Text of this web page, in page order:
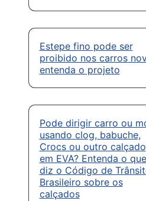
Estepe fino pode ser
proibido nos carros
entenda o projeto
Pode dirigir carro ou
usando clog, babuche,
Crocs ou outro calçado
em EVA? Entenda o que
diz o Código de
Brasileiro sobre os
calçados